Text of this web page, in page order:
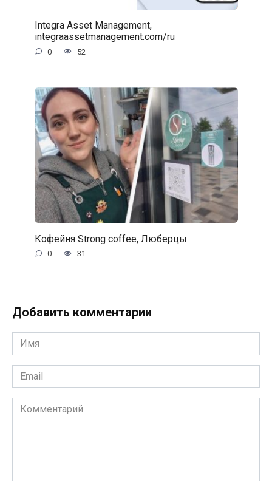
Integra Asset Management,
integraassetmanagement.com/ru
0 52
Кофейня Strong coffee, Люберцы
0 31
Добавить комментарии
Имя
*
Email
*
Комментарий